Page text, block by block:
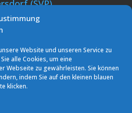
Website und unseren Service zu
alle Cookies, um eine
Webseite zu gewährleisten. Sie können
indem Sie auf den kleinen blauen
klicken.
(SVP)
0293 5856